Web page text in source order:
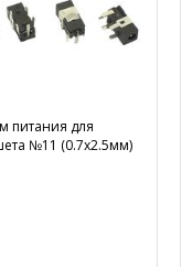
питания для
№11 (0.7х2.5мм)